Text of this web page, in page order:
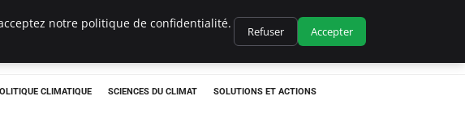
CLIMATIQUE SCIENCES DU CLIMAT SOLUTIONS ET ACTIONS
notre politique de confidentialité.
Refuser Accepter